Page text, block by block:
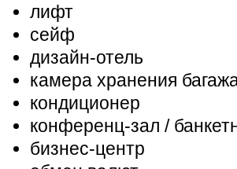
лифт
сейф
дизайн-отель
камера хранения
кондиционер
конференц-зал /
бизнес-центр